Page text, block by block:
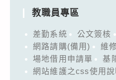
教職員專區
差勤系統 公文簽核
網路請購(備用)
維
場地借用申請單
基
網站維護之css使用說